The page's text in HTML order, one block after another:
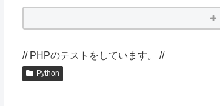
// PHPのテストをしています。 //
Python